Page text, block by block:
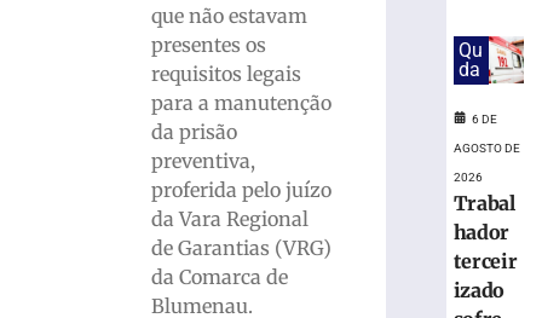
que não estavam
presentes os
requisitos legais
para a manutenção
da prisão
preventiva,
proferida pelo juízo
da Vara Regional
de Garantias (VRG)
da Comarca de
Blumenau.
Brusque
agosto
mais
Qu
da
6 DE
AGOSTO DE
2026
Trabal
hador
terceir
izado